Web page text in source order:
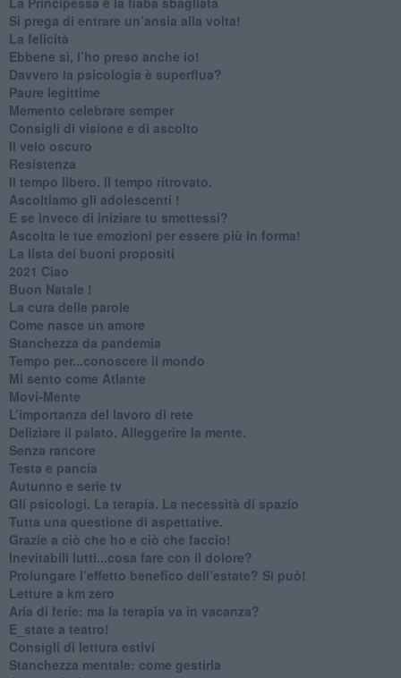
Si prega di entrare un’ansia alla volta!
​La felicità
​Ebbene sì, l’ho preso anche io!
​Davvero la psicologia è superflua?
Paure legittime
​Memento celebrare semper
​Consigli di visione e di ascolto
​Il velo oscuro
Resistenza
​Il tempo libero. Il tempo ritrovato.
Ascoltiamo gli adolescenti !
​E se invece di iniziare tu smettessi?
​Ascolta le tue emozioni per essere più in forma!
​La lista dei buoni propositi
2021 Ciao
Buon Natale !
​La cura delle parole
​Come nasce un amore
Stanchezza da pandemia
​Tempo per...conoscere il mondo
​Mi sento come Atlante
​Movi-Mente
​L’importanza del lavoro di rete
​Deliziare il palato. Alleggerire la mente.
​Senza rancore
​Testa e pancia
​Autunno e serie tv
​Gli psicologi. La terapia. La necessità di spazio
​Tutta una questione di aspettative.
​Grazie a ciò che ho e ciò che faccio!
​Inevitabili lutti...cosa fare con il dolore?
Prolungare l’effetto benefico dell’estate? Si può!
​Letture a km zero
​Aria di ferie: ma la terapia va in vacanza?
​E_state a teatro!
​Consigli di lettura estivi
​Stanchezza mentale: come gestirla